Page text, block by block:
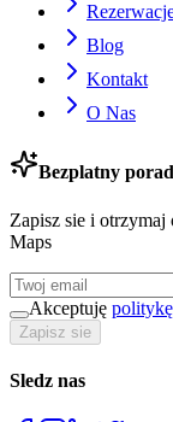
Blog
Kontakt
O Nas
Bezplatny
Zapisz sie i
Maps
Akceptuję
Zapisz sie
Sledz nas